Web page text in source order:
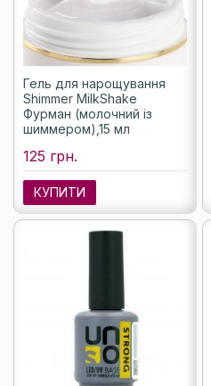
Гель для нарощування
Shimmer MilkShake
Фурман (молочний із
шиммером),15 мл
125 грн.
КУПИТИ